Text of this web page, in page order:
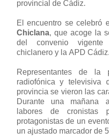
provincial de Cádiz.
El encuentro se celebró
Chiclana, que acoge la
del convenio vigente
chiclanero y la APD Cádiz.
Representantes de la
radiofónica y televisiva
provincia se vieron las
Durante una mañana
labores de cronistas
protagonistas de un
un ajustado marcador de